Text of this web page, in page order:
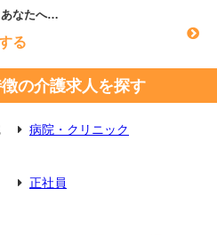
あなたへ…
る
の介護求人を探す
病院・クリニック
正社員